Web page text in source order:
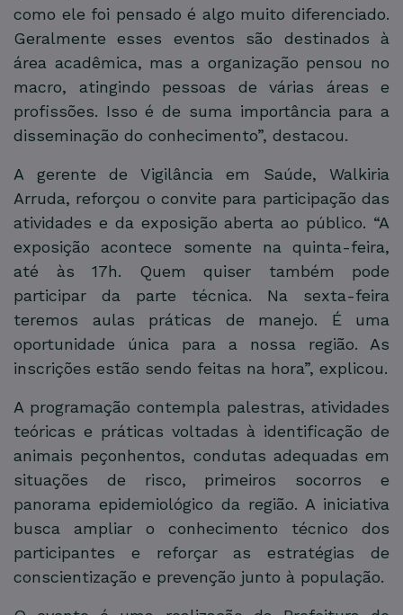
como ele foi pensado é algo muito diferenciado.
Geralmente esses eventos são destinados à
área acadêmica, mas a organização pensou no
macro, atingindo pessoas de várias áreas e
profissões. Isso é de suma importância para a
disseminação do conhecimento”, destacou.
A gerente de Vigilância em Saúde, Walkiria
Arruda, reforçou o convite para participação das
atividades e da exposição aberta ao público. “A
exposição acontece somente na quinta-feira,
até às 17h. Quem quiser também pode
participar da parte técnica. Na sexta-feira
teremos aulas práticas de manejo. É uma
oportunidade única para a nossa região. As
inscrições estão sendo feitas na hora”, explicou.
A programação contempla palestras, atividades
teóricas e práticas voltadas à identificação de
animais peçonhentos, condutas adequadas em
situações de risco, primeiros socorros e
panorama epidemiológico da região. A iniciativa
busca ampliar o conhecimento técnico dos
participantes e reforçar as estratégias de
conscientização e prevenção junto à população.